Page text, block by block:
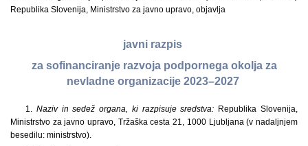
Republika Slovenija, Ministrstvo za javno upravo, objavlja
javni razpis
za sofinanciranje razvoja podpornega okolja za
nevladne organizacije 2023–2027
1. Naziv in sedež organa, ki razpisuje sredstva: Republika Slovenija,
Ministrstvo za javno upravo, Tržaška cesta 21, 1000 Ljubljana (v nadaljnjem
besedilu: ministrstvo).